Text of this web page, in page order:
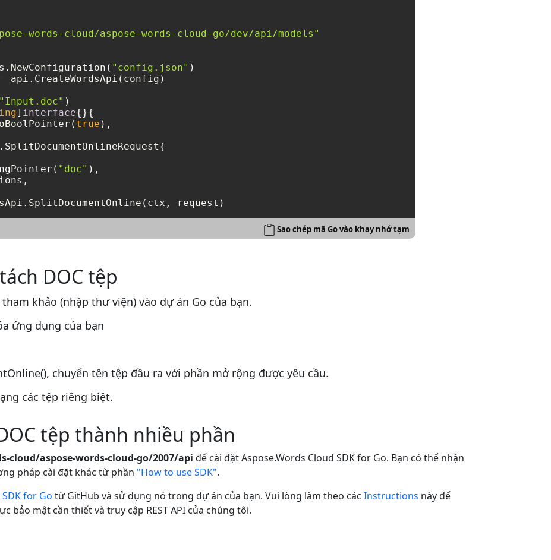
words-cloud/aspose-words-cloud-go/dev/api/models"
"config.json" )
"Input.doc" )
] interface{}{
true ),
"doc" ),
request)
Sao chép mã Go vào khay nhớ tạm
DOC tệp
khảo (nhập thư viện) vào dự án Go của bạn.
ứng dụng của bạn
chuyển tên tệp đầu ra với phần mở rộng được yêu cầu.
các tệp riêng biệt.
tệp thành nhiều phần
cloud/aspose-words-cloud-go/2007/api để cài đặt Aspose.Words Cloud SDK for Go. Bạn có thể nhận
pháp cài đặt khác từ phần "How to use SDK".
for Go từ GitHub và sử dụng nó trong dự án của bạn. Vui lòng làm theo các Instructions này để
bảo mật cần thiết và truy cập REST API của chúng tôi.